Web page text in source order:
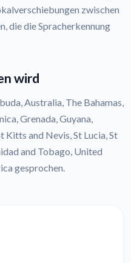
zwischen
die die Spracherkennung
wird
Australia, The Bahamas,
Grenada, Guyana,
Kitts and Nevis, St Lucia, St
and Tobago, United
gesprochen.